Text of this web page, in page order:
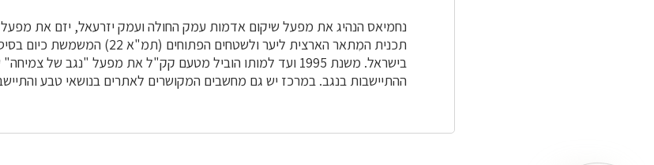
נחמיאס הנהיג את מפעל שיקום אדמות עמק החולה ועמק יזרעאל, יזם את מפעל
תכנית המִתאר הארצית ליער ולשטחים
בישראל. משנת 1995 ועד למותו הוביל מטעם קק"ל את מפעל "נגב של
ההתיישבות בנגב. במרכז יש גם מחשבים המקושרים לאתרים בנושאי טבע